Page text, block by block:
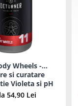
Wheels -
si curatare
Violeta si pH
54,90 Lei